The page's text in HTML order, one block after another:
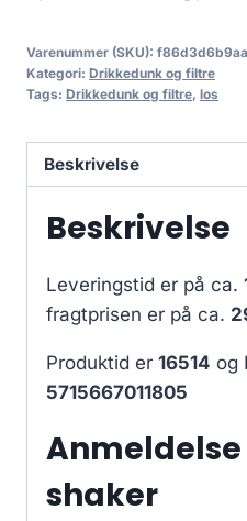
Varenummer (SKU):
Kategori: Drikkedunk og filtre
Tags: Drikkedunk og filtre, los
Beskrivelse
Beskrivelse
Leveringstid er på ca.
fragtprisen er på ca.
Produktid er 16514 og
5715667011805
shaker